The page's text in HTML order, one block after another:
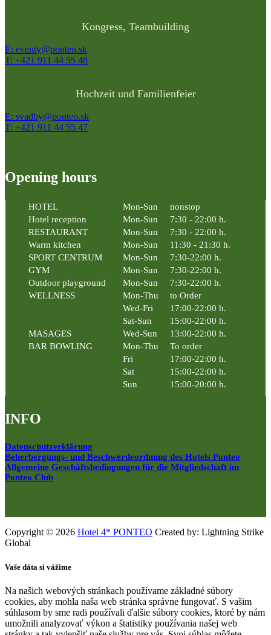
Kongress, Teambuilding
E: eventy@ponteo.sk
T: +421 911 44 55 48
Hochzeit und Familienfeier
E: svadby@ponteo.sk
T: +421 911 44 55 47
Opening hours
HOTEL Mon-Sun
nonstop
Hotel reception
Mon-Sun
7:30 - 22:00 h.
RESTAURANT
Mon-Sun
7:30 - 22:00 h.
Warm kitchen
Mon-Sun
11:30 - 21:30 h.
SPORT CENTRUM
Mon-Sun
7:30-22:00 h.
GYM
Mon-Sun
7:30-22:00 h.
Outdoor playground
Mon-Sun
7:30-22:00 h.
WELLNESS
Mon-Thu
to Order
Wed-Fri
17:00-22:00 h.
Sat-Sun
15:00-22:00 h.
MASAGES
Wed-Sun
13:00-22:00 h.
BAR BOWLING
Mon-Thu
To order
Fri
17:00-22:00 h.
Sat
15:00-22:00 h.
Sun
15:00-20:00 h.
INFO
Datenschutzerklärung
Beherbergungs- und Beschwerdeordnung des Hotels Ponteo
Allgemeine Geschäftsbedingungen für die Mitgliedschaft im
Ponteo Club
Copyright © 2026 Hotel 4* PONTEO Created by: Lightning Strike
Global
Vaše dáta si vážime
Na našich webových stránkach používame základné súbory
cookies, aby mohla naša web stránka správne fungovať. S vašim
súhlasom by sme radi používali ďalšie súbory cookies, ktoré by nám
umožnili analyzovať výkon a štatistiky používania našej web